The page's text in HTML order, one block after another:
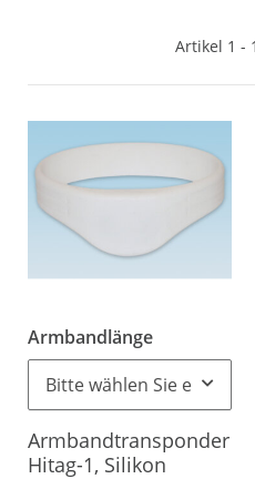
Artikel 1 -
Armbandlänge
Bitte wählen Sie eine
Armbandtransponder
Hitag-1, Silikon